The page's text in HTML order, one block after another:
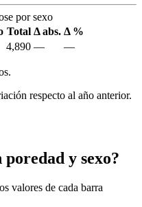
por sexo
Total Δ abs. Δ %
4,890 — —
respecto al año anterior.
poredad y sexo?
valores de cada barra